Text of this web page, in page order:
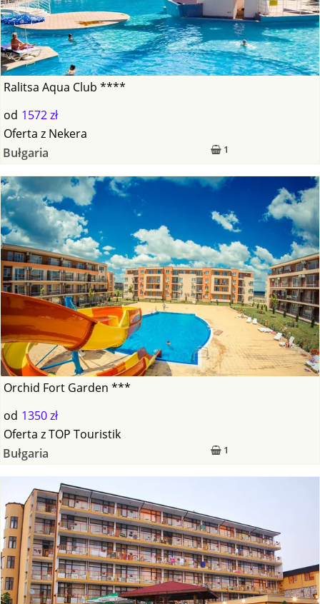
Ralitsa Aqua Club ****
od 1572 zł
1
Oferta z Nekera
Bułgaria
Orchid Fort Garden ***
od 1350 zł
1
Oferta zTOP Touristik
Bułgaria